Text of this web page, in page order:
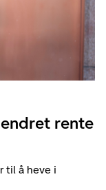
rente
til å heve i